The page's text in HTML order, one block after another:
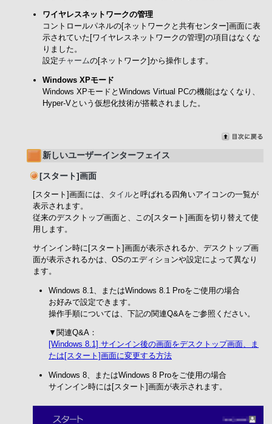
ワイヤレスネットワークの管理
コントロールパネルの[ネットワークと共有センター]画面に表
示されていた[ワイヤレスネットワークの管理]の項目はなくな
りました。
設定チャームの[ネットワーク]から操作します。
Windows XPモード
Windows XPモードとWindows Virtual PCの機能はなくなり、
Hyper-Vという仮想化技術が搭載されました。
新しいユーザーインターフェイス
[スタート]画面
[スタート]画面には、 タイルと呼ばれる四角いアイコンの一覧が
表示されます。
従来のデスクトップ画面と、この[スタート]画面を切り替えて使
用します。
サインイン時に[スタート]画面が表示されるか、デスクトップ画
面が表示されるかは、OSのエディションや設定によって異なり
ます。
Windows 8.1、またはWindows 8.1 Proをご使用の場合
お好みで設定できます。
操作手順については、下記の関連Q&Aをご参照ください。
▼関連Q&A：
[Windows 8.1] サインイン後の画面をデスクトップ画面、ま
たは[スタート]画面に変更する方法
Windows 8、またはWindows 8 Proをご使用の場合
サインイン時には[スタート]画面が表示されます。